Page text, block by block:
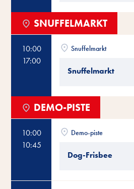
SNUFFELMARKT
10:00
17:00
Snuffelmarkt
Snuffelmarkt
DEMO-PISTE
10:00
10:45
Demo-piste
Dog-Frisbee